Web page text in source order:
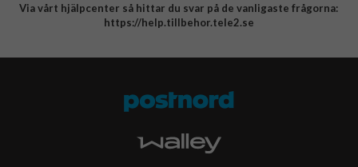
Integritetspolicy
Via vårt hjälpcenter så hittar du svar på de vanligaste frågorna:
https://help.tillbehor.tele2.se